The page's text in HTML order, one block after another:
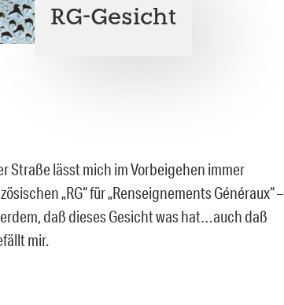
RG-Gesicht
Straße lässt mich im Vorbeigehen immer
„RG“ für „Renseignements Généraux“ –
daß dieses Gesicht was hat…auch daß
mir.